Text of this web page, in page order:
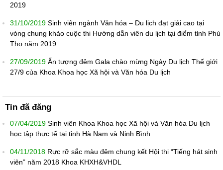
2019
31/10/2019 Sinh viên ngành Văn hóa – Du lịch đạt giải cao tại
vòng chung khảo cuộc thi Hướng dẫn viên du lịch tại điểm tỉnh Phú
Thọ năm 2019
27/09/2019 Ấn tượng đêm Gala chào mừng Ngày Du lịch Thế giới
27/9 của Khoa Khoa học Xã hội và Văn hóa Du lịch
Tin đã đăng
07/04/2019 Sinh viên Khoa Khoa học Xã hội và Văn hóa Du lịch
học tập thực tế tại tỉnh Hà Nam và Ninh Bình
04/11/2018 Rực rỡ sắc màu đêm chung kết Hội thi “Tiếng hát sinh
viên” năm 2018 Khoa KHXH&VHDL